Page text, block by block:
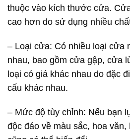
thuộc vào kích thước cửa.
cao hơn do sử dụng nhiều
– Loại cửa: Có nhiều loại cửa
nhau, bao gồm cửa gập, cửa
loại có giá khác nhau do đặc
cấu khác nhau.
– Mức độ tùy chỉnh: Nếu bạn
độc đáo về màu sắc, hoa